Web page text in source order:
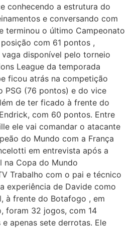
conhecendo a estrutura do
e conversando com
terminou o último Campeonato
com 61 pontos ,
disponível pelo torneio
League da temporada
ficou atrás na competição
PSG (76 pontos) e do vice
de ter ficado à frente do
com 60 pontos. Entre
ele vai comandar o atacante
do Mundo com a França
em entrevista após a
na Copa do Mundo
Trabalho com o pai e técnico
experiência de Davide como
à frente do Botafogo , em
foram 32 jogos, com 14
apenas sete derrotas. Ele